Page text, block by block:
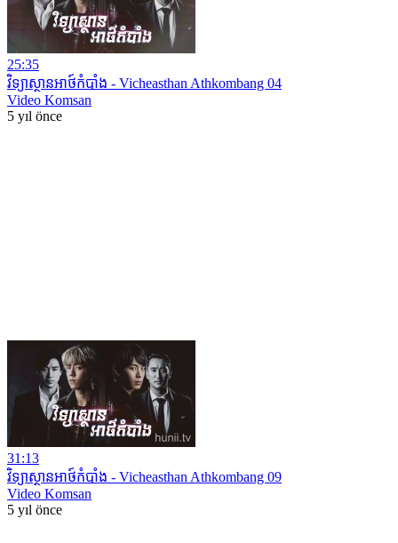
25:35
វិទ្យាស្ថានអាថ៍កំបាំង ​- Vicheasthan Athkombang 04
Video Komsan
5 yıl önce
31:13
វិទ្យាស្ថានអាថ៍កំបាំង ​- Vicheasthan Athkombang 09
Video Komsan
5 yıl önce